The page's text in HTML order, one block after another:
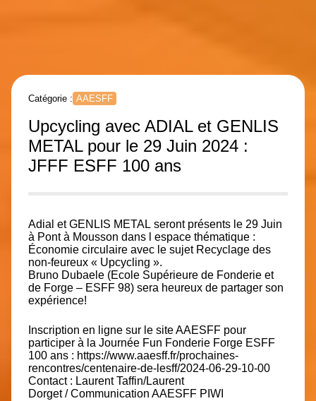
Catégorie : AAESFF
Upcycling avec ADIAL et GENLIS
METAL pour le 29 Juin 2024 :
JFFF ESFF 100 ans
Adial etGENLIS METAL seront présents le 29 Juin
à Pont à Mousson dans l espace thématique :
Économie circulaire avec le sujet Recyclage des
non-feureux « Upcycling ».
Bruno Dubaele (Ecole Supérieure de Fonderie et
de Forge – ESFF 98) sera heureux de partager son
expérience!
Inscription en ligne sur le site AAESFF pour
participer à la Journée Fun Fonderie Forge ESFF
100 ans : https://www.aaesff.fr/prochaines-
rencontres/centenaire-de-lesff/2024-06-29-10-00
Contact : Laurent Taffin/Laurent
Dorget/Communication AAESFF PIWI